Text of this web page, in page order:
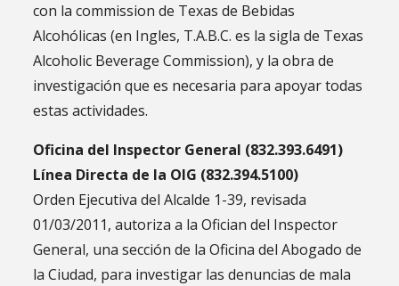
con la commission de Texas de Bebidas
Alcohólicas (en Ingles, T.A.B.C. es la sigla de Texas
Alcoholic Beverage Commission), y la obra de
investigación que es necesaria para apoyar todas
estas actividades.
Oficina del Inspector General (832.393.6491)
Línea Directa de la OIG (832.394.5100)
Orden Ejecutiva del Alcalde 1-39, revisada
01/03/2011, autoriza a la Ofician del Inspector
General, una sección de la Oficina del Abogado de
la Ciudad, para investigar las denuncias de mala